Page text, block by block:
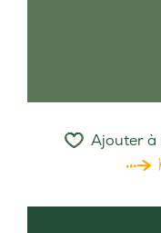
Ajouter à